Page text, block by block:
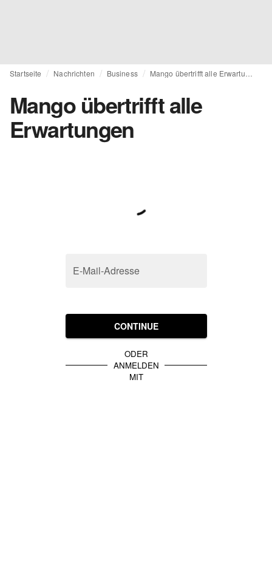
Startseite Nachrichten Business
Mango übertrifft alle
Erwartungen
E-Mail-Adresse
CONTINUE
ODER
ANMELDEN
MIT